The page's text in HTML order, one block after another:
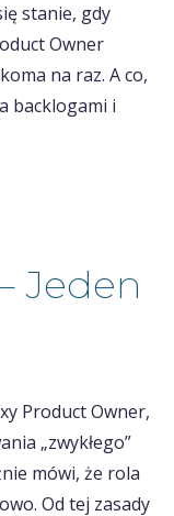
stanie, gdy
Owner
na raz. A co,
backlogami i
Jeden
Product Owner,
„zwykłego”
mówi, że rola
Od tej zasady